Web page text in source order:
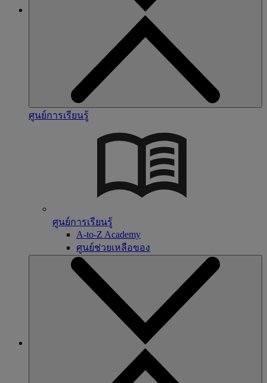
ศูนย์การเรียนรู้
ศูนย์การเรียนรู้
A-to-Z Academy
ศูนย์ช่วยเหลือของ